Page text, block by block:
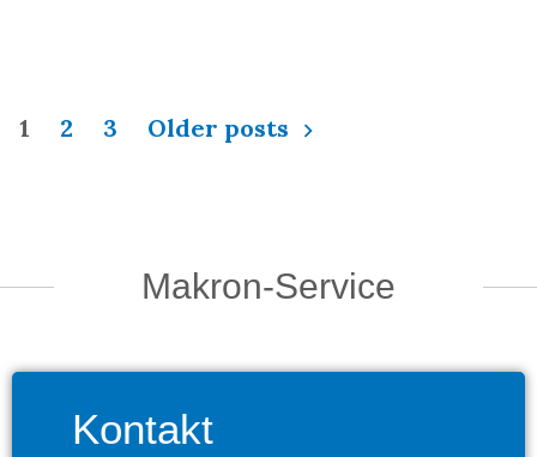
1 2 3 Older posts
Makron-Service
Kontakt